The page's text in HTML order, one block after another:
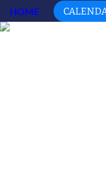
HOME